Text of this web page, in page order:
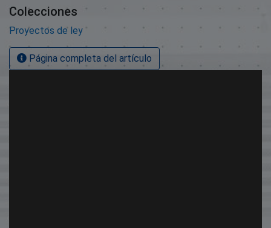
Colecciones
Proyectos de ley
Página completa del artículo